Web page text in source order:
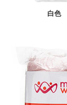
白色